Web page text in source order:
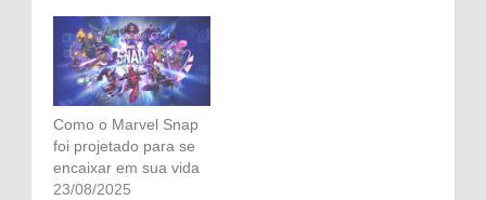
Como o Marvel Snap
foi projetado para se
encaixar em sua vida
23/08/2025